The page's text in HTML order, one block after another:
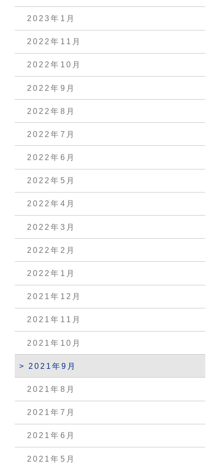
2023年1月
2022年11月
2022年10月
2022年9月
2022年8月
2022年7月
2022年6月
2022年5月
2022年4月
2022年3月
2022年2月
2022年1月
2021年12月
2021年11月
2021年10月
2021年9月
2021年8月
2021年7月
2021年6月
2021年5月